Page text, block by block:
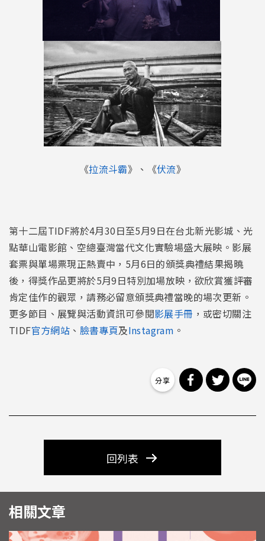
《拉流斗霸》、《伏流》
第十二屆TIDF將於4月30日至5月9日在台北新光影城、光
點華山電影館、空總臺灣當代文化實驗場盛大展映。影展
套票與單場票現正熱賣中，5月6日的頒獎典禮結果揭曉
後，得獎作品更將於5月9日特別加場放映，欲欣賞獲評審
肯定佳作的觀眾，請務必留意頒獎典禮當晚的場次更新。
更多節目、展覽與活動資訊可參閱影展手冊 ，或密切關注
TIDF官方網站 、 臉書專頁及Instagram 。
分享到分享到
回列表
相關文章